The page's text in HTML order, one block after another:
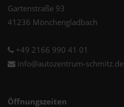
Gartenstraße 93
41236 Mönchengladbach
+49 2166 990 41 01
info@autozentrum-schmitz.de
Öffnungszeiten